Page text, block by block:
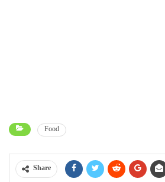
Food
Share